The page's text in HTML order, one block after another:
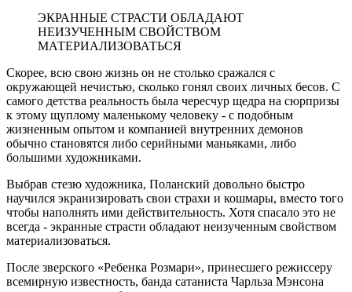
ЭКРАННЫЕ СТРАСТИ ОБЛАДАЮТ
НЕИЗУЧЕННЫМ СВОЙСТВОМ
МАТЕРИАЛИЗОВАТЬСЯ
Скорее, всю свою жизнь он не столько сражался с
окружающей нечистью, сколько гонял своих личных бесов. С
самого детства реальность была чересчур щедра на сюрпризы
к этому щуплому маленькому человеку - с подобным
жизненным опытом и компанией внутренних демонов
обычно становятся либо серийными маньяками, либо
большими художниками.
Выбрав стезю художника, Поланский довольно быстро
научился экранизировать свои страхи и кошмары, вместо того
чтобы наполнять ими действительность. Хотя спасало это не
всегда - экранные страсти обладают неизученным свойством
материализоваться.
После зверского «Ребенка Розмари», принесшего режиссеру
всемирную известность, банда сатаниста Чарльза Мэнсона